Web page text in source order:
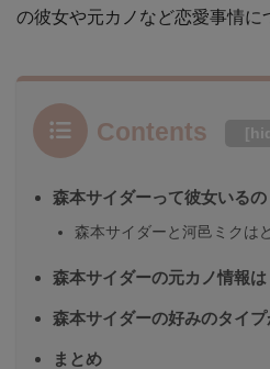
の彼女や元カノなど恋愛事情に
Contents [
森本サイダーって彼女いるの
森本サイダーと河邑ミクは
森本サイダーの元カノ情報は
森本サイダーの好みのタイプ
まとめ